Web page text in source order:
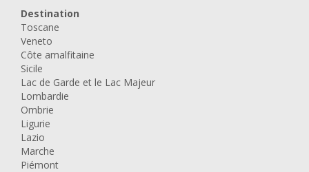
Destination
Toscane
Veneto
Côte amalfitaine
Sicile
Lac de Garde et le Lac Majeur
Lombardie
Ombrie
Ligurie
Lazio
Marche
Piémont